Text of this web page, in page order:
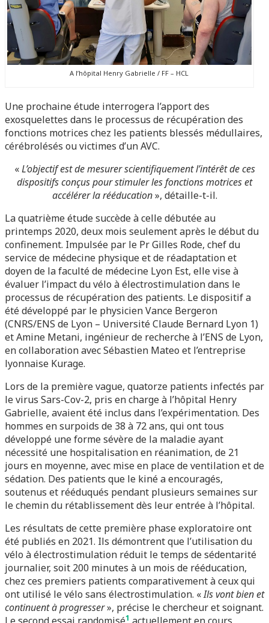
A l’hôpital Henry Gabrielle / FF – HCL
Une prochaine étude interrogera l’apport des
exosquelettes dans le processus de récupération des
fonctions motrices chez les patients blessés médullaires,
cérébrolésés ou victimes d’un AVC.
«L’objectif est de mesurer scientifiquement l’intérêt de ces
dispositifs conçus pour stimuler les fonctions motrices et
accélérer la rééducation», détaille-t-il.
La quatrième étude succède à celle débutée au
printemps 2020, deux mois seulement après le début du
confinement. Impulsée par le Pr Gilles Rode, chef du
service de médecine physique et de réadaptation et
doyen de la faculté de médecine Lyon Est, elle vise à
évaluer l’impact du vélo à électrostimulation dans le
processus de récupération des patients. Le dispositif a
été développé par le physicien Vance Bergeron
(CNRS/ENS de Lyon – Université Claude Bernard Lyon 1)
et Amine Metani, ingénieur de recherche à l’ENS de Lyon,
en collaboration avec Sébastien Mateo et l’entreprise
lyonnaise Kurage.
Lors de la première vague, quatorze patients infectés par
le virus Sars-Cov-2, pris en charge à l’hôpital Henry
Gabrielle, avaient été inclus dans l’expérimentation. Des
hommes en surpoids de 38 à 72 ans, qui ont tous
développé une forme sévère de la maladie ayant
nécessité une hospitalisation en réanimation, de 21
jours en moyenne, avec mise en place de ventilation et de
sédation. Des patients que le kiné a encouragés,
soutenus et rééduqués pendant plusieurs semaines sur
le chemin du rétablissement dès leur entrée à l’hôpital.
Les résultats de cette première phase exploratoire ont
été publiés en 2021. Ils démontrent que l’utilisation du
vélo à électrostimulation réduit le temps de sédentarité
journalier, soit 200 minutes à un mois de rééducation,
chez ces premiers patients comparativement à ceux qui
ont utilisé le vélo sans électrostimulation. «Ils vont bien et
continuent à progresser», précise le chercheur et soignant.
1